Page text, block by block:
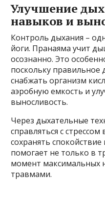
Улучшение
навыков и
Контроль дыхания –
йоги. Пранаяма учит
осознанно. Это
поскольку правильное
снабжать организм
аэробную емкость и
выносливость.
Через дыхательные
справляться с
сохранять
помогает не только в
момент максимальных
травмами.